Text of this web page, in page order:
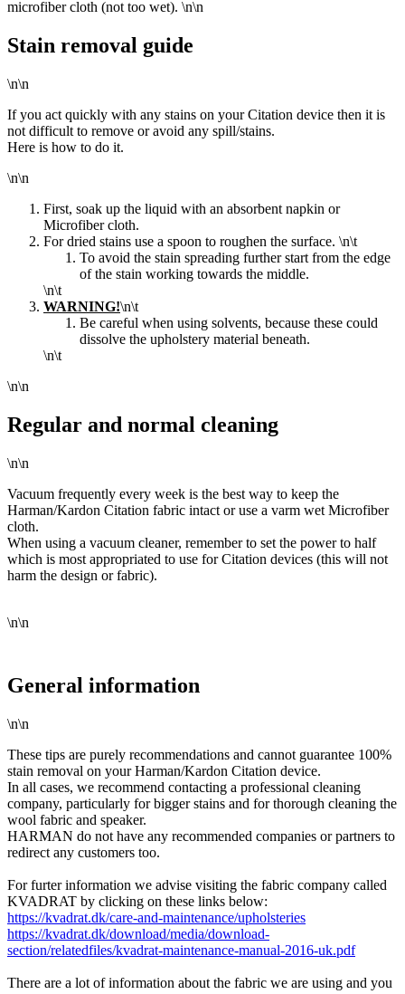
microfiber cloth (not too wet). \n\n
Stain removal guide
\n\n
If you act quickly with any stains on your Citation device then it is
not difficult to remove or avoid any spill/stains.
Here is how to do it.
\n\n
First, soak up the liquid with an absorbent napkin or
Microfiber cloth.
For dried stains use a spoon to roughen the surface. \n\t
To avoid the stain spreading further start from the edge
ofthe stain working towards the middle.
\n\t
WARNING!\n\t
Be careful when using solvents, because these could
dissolve the upholstery material beneath.
\n\t
\n\n
Regular and normal cleaning
\n\n
Vacuum frequently every week is the best way to keep the
Harman/Kardon Citation fabric intact or use a varm wet Microfiber
cloth.
When using a vacuum cleaner, remember to set the power to half
which is most appropriated to use for Citation devices (this will not
harm the design or fabric).
\n\n
General information
\n\n
These tips are purely recommendations and cannot guarantee 100%
stain removal on your Harman/Kardon Citation device.
In all cases, we recommend contacting a professional cleaning
company, particularly for bigger stains and for thorough cleaning the
wool fabric and speaker.
HARMAN do not have any recommended companies or partners to
redirect any customers too.
For furter information we advise visiting the fabric company called
KVADRAT by clicking on these links below:
https://kvadrat.dk/care-and-maintenance/upholsteries
https://kvadrat.dk/download/media/download-
section/relatedfiles/kvadrat-maintenance-manual-2016-uk.pdf
There are a lot of information about the fabric we are using and you